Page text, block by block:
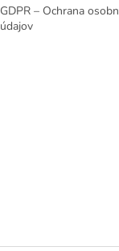
GDPR – Ochrana
údajov